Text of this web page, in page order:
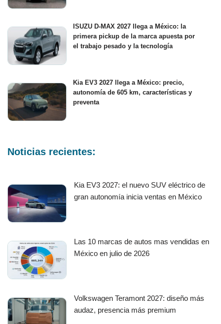
ISUZU D-MAX 2027 llega a México: la
primera pickup de la marca apuesta por
el trabajo pesado y la tecnología
Kia EV3 2027 llega a México: precio,
autonomía de 605 km, características y
preventa
Noticias recientes:
Kia EV3 2027: el nuevo SUV eléctrico de
gran autonomía inicia ventas en México
Las 10 marcas de autos mas vendidas en
México en julio de 2026
Volkswagen Teramont 2027: diseño más
audaz, presencia más premium